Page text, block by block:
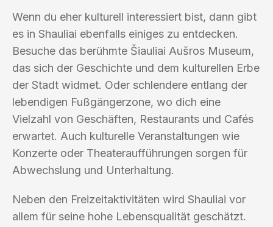
Wenn du eher kulturell interessiert bist, dann gibt
es in Shauliai ebenfalls einiges zu entdecken.
Besuche das berühmte Šiauliai Aušros Museum,
das sich der Geschichte und dem kulturellen Erbe
der Stadt widmet. Oder schlendere entlang der
lebendigen Fußgängerzone, wo dich eine
Vielzahl von Geschäften, Restaurants und Cafés
erwartet. Auch kulturelle Veranstaltungen wie
Konzerte oder Theateraufführungen sorgen für
Abwechslung und Unterhaltung.
Neben den Freizeitaktivitäten wird Shauliai vor
allem für seine hohe Lebensqualität geschätzt.